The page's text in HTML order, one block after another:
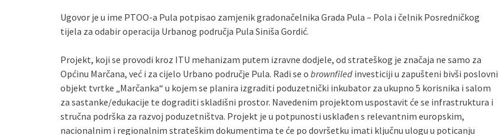
Ugovor je u ime PTOO-a Pula potpisao zamjenik gradonačelnika Grada Pula – Pola i čelnik Posredničkog
tijela za odabir operacija Urbanog područja Pula Siniša Gordić.
Projekt, koji se provodi kroz ITU mehanizam putem izravne dodjele, od strateškog je značaja ne samo za
Općinu Marčana, već i za cijelo Urbano područje Pula. Radi se o brownfiled investiciji u zapušteni bivši poslovni
objekt tvrtke „Marčanka“ u kojem se planira izgraditi poduzetnički inkubator za ukupno 5 korisnika i salom
za sastanke/edukacije te dograditi skladišni prostor. Navedenim projektom uspostavit će se infrastruktura i
stručna podrška za razvoj poduzetništva. Projekt je u potpunosti usklađen s relevantnim europskim,
nacionalnim i regionalnim strateškim dokumentima te će po dovršetku imati ključnu ulogu u poticanju